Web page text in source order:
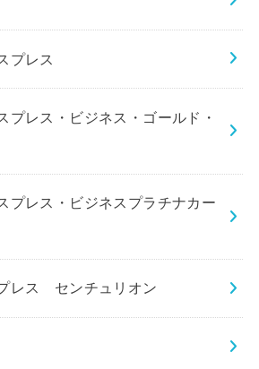
プレス
プレス・ビジネス・ゴールド・
プレス・ビジネスプラチナカー
レス センチュリオン